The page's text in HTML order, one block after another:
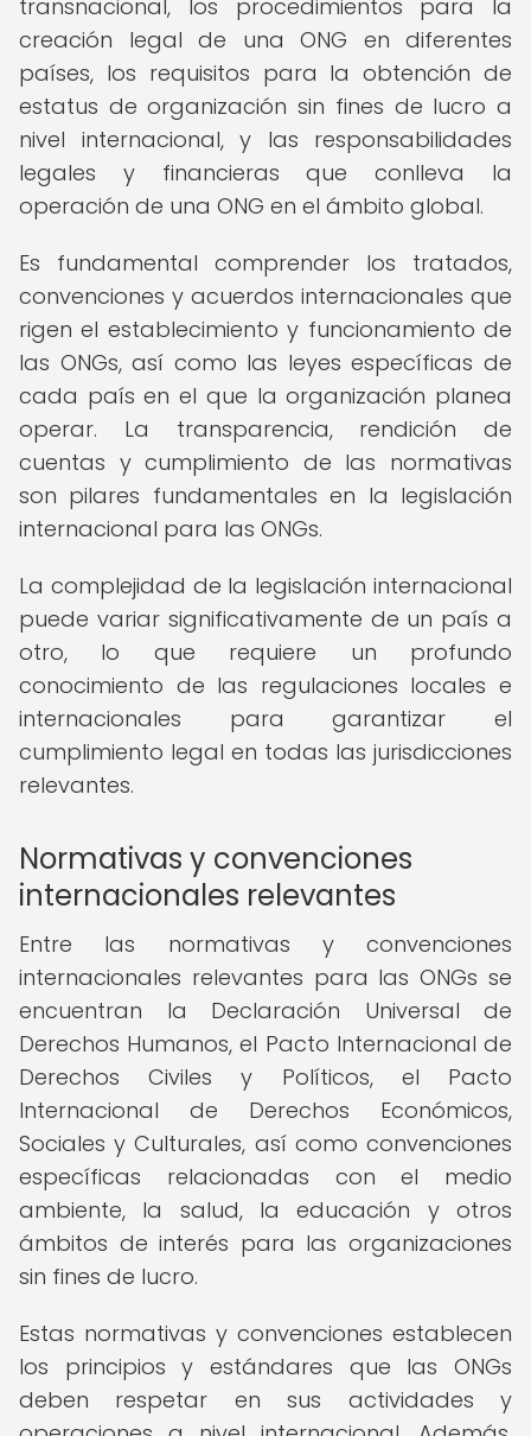
transnacional, los procedimientos para la
creación legal de una ONG en diferentes
países, los requisitos para la obtención de
estatus de organización sin fines de lucro a
nivel internacional, y las responsabilidades
legales y financieras que conlleva la
operación de una ONG en el ámbito global.
Es fundamental comprender los tratados,
convenciones y acuerdos internacionales que
rigen el establecimiento y funcionamiento de
las ONGs, así como las leyes específicas de
cada país en el que la organización planea
operar. La transparencia, rendición de
cuentas y cumplimiento de las normativas
son pilares fundamentales en la legislación
internacional para las ONGs.
La complejidad de la legislación internacional
puede variar significativamente de un país a
otro, lo que requiere un profundo
conocimiento de las regulaciones locales e
internacionales para garantizar el
cumplimiento legal en todas las jurisdicciones
relevantes.
Normativas y convenciones
internacionales relevantes
Entre las normativas y convenciones
internacionales relevantes para las ONGs se
encuentran la Declaración Universal de
Derechos Humanos, el Pacto Internacional de
Derechos Civiles y Políticos, el Pacto
Internacional de Derechos Económicos,
Sociales y Culturales, así como convenciones
específicas relacionadas con el medio
ambiente, la salud, la educación y otros
ámbitos de interés para las organizaciones
sin fines de lucro.
Estas normativas y convenciones establecen
los principios y estándares que las ONGs
deben respetar en sus actividades y